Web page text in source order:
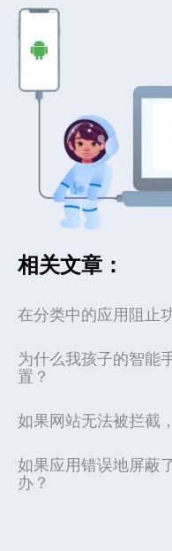
相关文章：
在分类中的应用阻止
为什么我孩子的智能
置？
如果网站无法被拦截
如果应用错误地屏蔽
办？